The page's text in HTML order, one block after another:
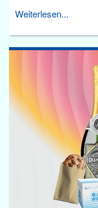
Weiterlesen...